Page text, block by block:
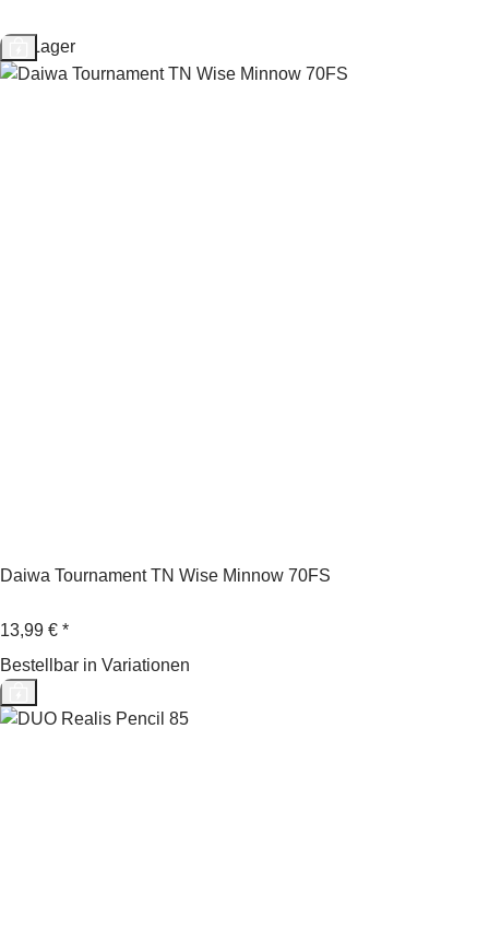
Auf Lager
Daiwa Tournament TN Wise Minnow 70FS
13,99 € *
Bestellbar in Variationen
Top